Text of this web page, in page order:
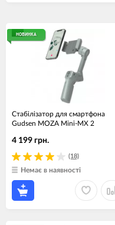
НОВИНКА
Стабілізатор для смартфона
Gudsen MOZA Mini-MX 2
(18)
4 199 грн.
Немає в наявності